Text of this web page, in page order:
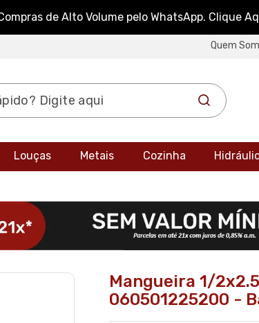
de Alto Volume pelo WhatsApp. Clique
Quem
Louças Metais Cozinha
Mangueira 1/
060501225200 -